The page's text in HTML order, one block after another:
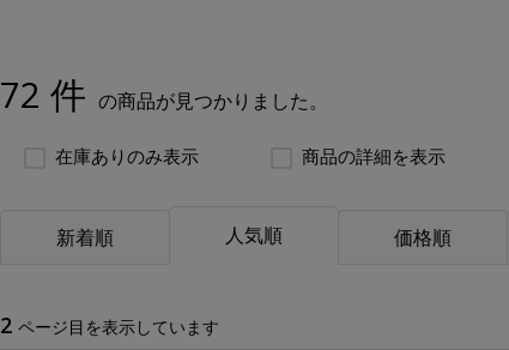
72 件 の商品が見つかりました。
在庫ありのみ表示 商品の詳細を表示
新着順 人気順 価格順
2 ページ目を表示しています